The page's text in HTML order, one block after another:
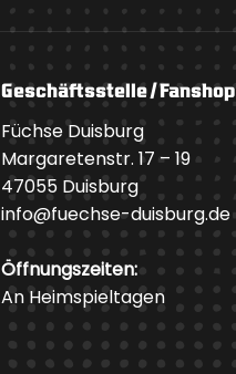
Geschäftsstelle / Fanshop
Füchse Duisburg
Margaretenstr. 17 – 19
47055 Duisburg
info@fuechse-duisburg.de
Öffnungszeiten:
An Heimspieltagen